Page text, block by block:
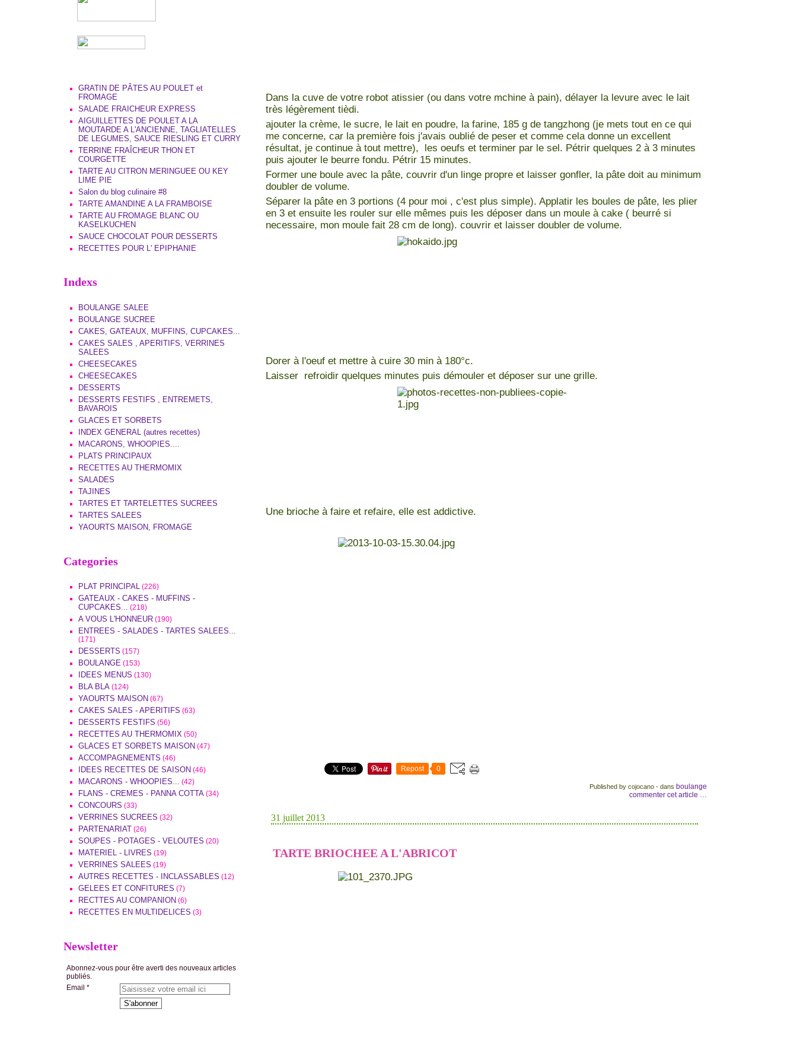
GRATIN DE PÂTES AU POULET et
FROMAGE
SALADE FRAICHEUR EXPRESS
AIGUILLETTES DE POULET A LA
MOUTARDE A L'ANCIENNE, TAGLIATELLES
DE LEGUMES, SAUCE RIESLING ET CURRY
TERRINE FRAÎCHEUR THON ET
COURGETTE
TARTE AU CITRON MERINGUEE OU KEY
LIME PIE
Salon du blog culinaire #8
TARTE AMANDINE A LA FRAMBOISE
TARTE AU FROMAGE BLANC OU
KASELKUCHEN
SAUCE CHOCOLAT POUR DESSERTS
RECETTES POUR L' EPIPHANIE
Indexs
BOULANGE SALEE
BOULANGE SUCREE
CAKES, GATEAUX, MUFFINS, CUPCAKES...
CAKES SALES , APERITIFS, VERRINES
SALEES
CHEESECAKES
CHEESECAKES
DESSERTS
DESSERTS FESTIFS , ENTREMETS,
BAVAROIS
GLACES ET SORBETS
INDEX GENERAL (autres recettes)
MACARONS, WHOOPIES....
PLATS PRINCIPAUX
RECETTES AU THERMOMIX
SALADES
TAJINES
TARTES ET TARTELETTES SUCREES
TARTES SALEES
YAOURTS MAISON, FROMAGE
Categories
PLAT PRINCIPAL (226)
GATEAUX - CAKES - MUFFINS -
CUPCAKES... (218)
A VOUS L'HONNEUR (190)
ENTREES - SALADES - TARTES SALEES...
(171)
DESSERTS (157)
BOULANGE (153)
IDEES MENUS (130)
BLA BLA (124)
YAOURTS MAISON (67)
CAKES SALES - APERITIFS (63)
DESSERTS FESTIFS (56)
RECETTES AU THERMOMIX (50)
GLACES ET SORBETS MAISON (47)
ACCOMPAGNEMENTS (46)
IDEES RECETTES DE SAISON (46)
MACARONS - WHOOPIES... (42)
FLANS - CREMES - PANNA COTTA (34)
CONCOURS (33)
VERRINES SUCREES (32)
PARTENARIAT (26)
SOUPES - POTAGES - VELOUTES (20)
MATERIEL - LIVRES (19)
VERRINES SALEES (19)
AUTRES RECETTES - INCLASSABLES (12)
GELEES ET CONFITURES (7)
RECTTES AU COMPANION (6)
RECETTES EN MULTIDELICES (3)
Newsletter
Abonnez-vous pour être averti des nouveaux articles
publiés.
Email
Dans la cuve de votre robot atissier (ou dans votre mchine à pain), délayer la levure avec le lait
très légèrement tièdi.
ajouter la crème, le sucre, le lait en poudre, la farine, 185 g de tangzhong (je mets tout en ce qui
me concerne, car la première fois j'avais oublié de peser et comme cela donne un excellent
résultat, je continue à tout mettre), les oeufs et terminer par le sel. Pétrir quelques 2 à 3 minutes
puis ajouter le beurre fondu. Pétrir 15 minutes.
Former une boule avec la pâte, couvrir d'un linge propre et laisser gonfler, la pâte doit au minimum
doubler de volume.
Séparer la pâte en 3 portions (4 pour moi , c'est plus simple). Applatir les boules de pâte, les plier
en 3 et ensuite les rouler sur elle mêmes puis les déposer dans un moule à cake ( beurré si
necessaire, mon moule fait 28 cm de long). couvrir et laisser doubler de volume.
Dorer à l'oeuf et mettre à cuire 30 min à 180°c.
Laisser refroidir quelques minutes puis démouler et déposer sur une grille.
Une brioche à faire et refaire, elle est addictive.
Repost 0
Published by cojocano - dans boulange
commenter cet article …
31 juillet 2013
TARTE BRIOCHEE A L'ABRICOT